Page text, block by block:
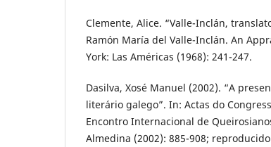
Clemente, Alice. “Valle-Inclán,
Ramón María del Valle-Inclán. An
York: Las Américas (1968): 241-247.
Dasilva, Xosé Manuel (2002). “A
literário galego”. In: Actas do
Encontro Internacional de
Almedina (2002): 885-908;